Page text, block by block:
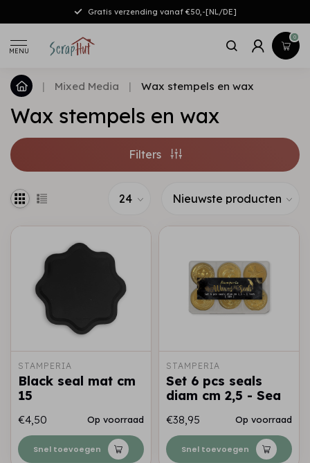
Gratis verzending vanaf €50,-[NL/DE]
MENU
0
| Mixed Media | Wax stempels en wax
Wax stempels en wax
Filters
STAMPERIA
Black seal mat cm
15
€4,50 Op voorraad
Snel toevoegen
STAMPERIA
Set 6 pcs seals
diam cm 2,5 - Sea
€38,95 Op voorraad
Snel toevoegen